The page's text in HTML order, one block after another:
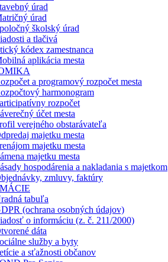
úrad
úrad
školský úrad
a tlačivá
kódex zamestnanca
aplikácia mesta
a programový rozpočet mesta
harmonogram
rozpočet
účet mesta
verejného obstarávateľa
majetku mesta
majetku mesta
majetku mesta
hospodárenia a nakladania s majetkom
zmluvy, faktúry
tabuľa
(ochrana osobných údajov)
o informáciu (z. č. 211/2000)
dáta
služby a byty
a sťažnosti občanov